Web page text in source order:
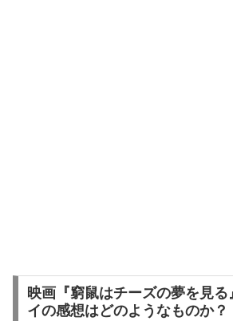
映画『窮鼠はチーズの夢を見
イの感想はどのようなものか？